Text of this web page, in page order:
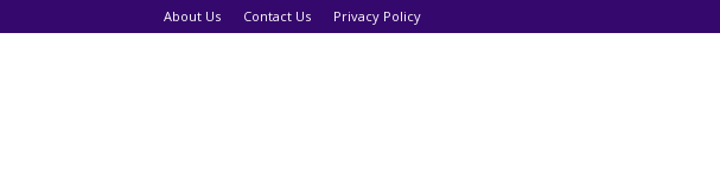
About Us Contact Us Privacy Policy